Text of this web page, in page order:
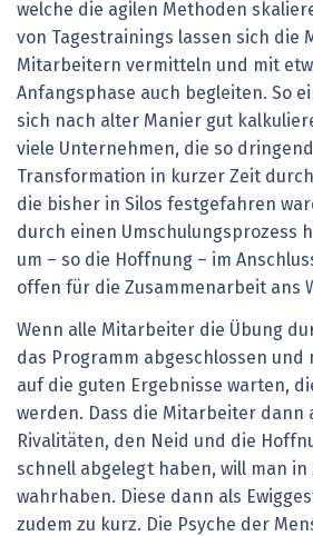
welche die agilen Methoden
von Tagestrainings lassen sich die
Mitarbeitern vermitteln und mit
Anfangsphase auch begleiten. So
sich nach alter Manier gut
viele Unternehmen, die so
Transformation in kurzer Zeit
die bisher in Silos festgefahren
durch einen Umschulungsprozess
um – so die Hoffnung – im
offen für die Zusammenarbeit ans
Wenn alle Mitarbeiter die Übung
das Programm abgeschlossen und
auf die guten Ergebnisse warten,
werden. Dass die Mitarbeiter
Rivalitäten, den Neid und die
schnell abgelegt haben, will man in
wahrhaben. Diese dann als
zudem zu kurz. Die Psyche der